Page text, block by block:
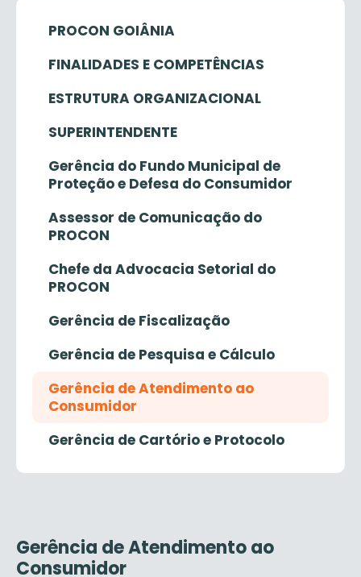
PROCON GOIÂNIA
FINALIDADES E COMPETÊNCIAS
ESTRUTURA ORGANIZACIONAL
SUPERINTENDENTE
Gerência do Fundo Municipal de
Proteção e Defesa do Consumidor
Assessor de Comunicação do
PROCON
Chefe da Advocacia Setorial do
PROCON
Gerência de Fiscalização
Gerência de Pesquisa e Cálculo
Gerência de Atendimento ao
Consumidor
Gerência de Cartório e Protocolo
Gerência de Atendimento ao
Consumidor